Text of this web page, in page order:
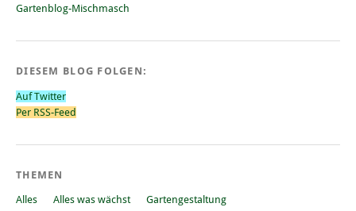
Gartenblog-Mischmasch
DIESEM BLOG FOLGEN:
Auf Twitter
Per RSS-Feed
THEMEN
Alles Alles was wächst
Gartengestaltung